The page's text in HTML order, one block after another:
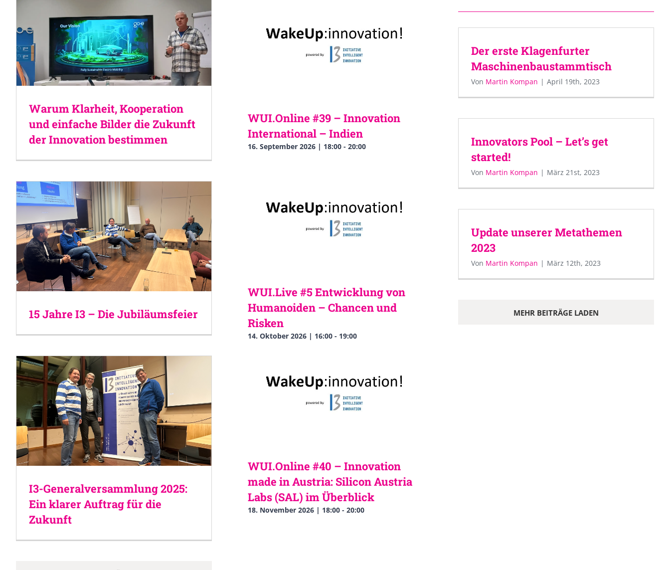
Warum Klarheit, Kooperation
und einfache Bilder die Zukunft
der Innovation bestimmen
15 Jahre I3 – Die Jubiläumsfeier
I3-Generalversammlung 2025:
Ein klarer Auftrag für die
Zukunft
WUI.Online #39 – Innovation
International – Indien
16. September 2026 | 18:00- 20:00
WUI.Live #5 Entwicklung von
Humanoiden – Chancen und
Risken
14. Oktober 2026 | 16:00- 19:00
WUI.Online #40 – Innovation
made in Austria: Silicon Austria
Labs (SAL) im Überblick
18. November 2026 | 18:00- 20:00
Der erste Klagenfurter
Maschinenbaustammtisch
Von Martin Kompan | April 19th, 2023
Innovators Pool – Let’s get
started!
Von Martin Kompan | März 21st, 2023
Update unserer Metathemen
2023
Von Martin Kompan | März 12th, 2023
MEHR BEITRÄGE LADEN